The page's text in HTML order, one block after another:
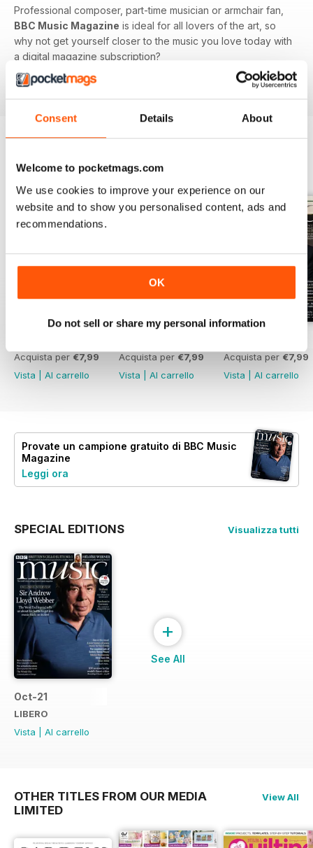
Consent Details About
Welcome to pocketmags.com
We use cookies to improve your experience on our
website and to show you personalised content, ads and
recommendations.
OK
Do not sell or share my personal information
Professional composer, part-time musician or armchair fan,
BBC Music Magazine is ideal for all lovers of the art, so
why not get yourself closer to the music you love today with
a digital magazine subscription?
EDIZIONI INDIETRO
Acquista per €7,99
Vista
Al carrello
Acquista per €7,99
Vista
Al carrello
Acquista per €7,99
Vista
Al carrello
Provate un campione gratuito di BBC Music
Magazine
Leggi ora
SPECIAL EDITIONS Visualizza tutti
Oct-21
LIBERO
Vista
Al carrello
+
See All
OTHER TITLES FROM OUR MEDIA
LIMITED
View All